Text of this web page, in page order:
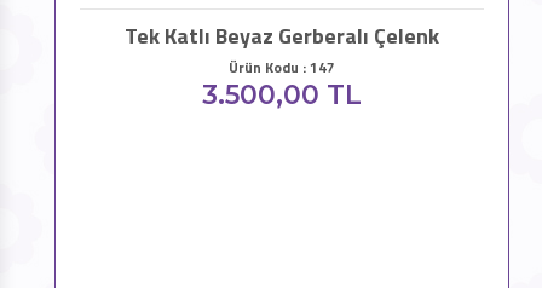
Tek Katlı Beyaz Gerberalı Çelenk
Ürün Kodu : 147
3.500,00 TL